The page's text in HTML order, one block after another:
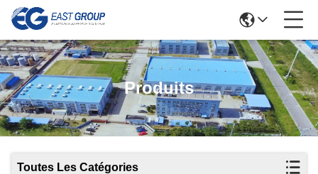
Produits
Toutes Les Catégories